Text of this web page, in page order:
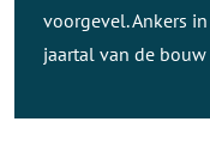
voorgevel. Ankers
jaartal van de